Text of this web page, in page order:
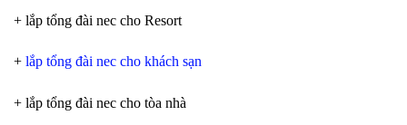
+ lắp tổng đài nec cho Resort
+ lắp tổng đài nec cho khách sạn
+ lắp tổng đài nec cho tòa nhà